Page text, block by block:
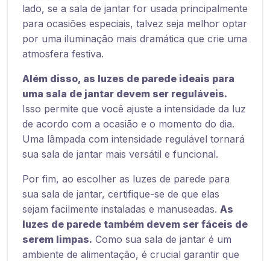
lado, se a sala de jantar for usada principalmente
para ocasiões especiais, talvez seja melhor optar
por uma iluminação mais dramática que crie uma
atmosfera festiva.
Além disso, as luzes de parede ideais para
uma sala de jantar devem ser reguláveis.
Isso permite que você ajuste a intensidade da luz
de acordo com a ocasião e o momento do dia.
Uma lâmpada com intensidade regulável tornará
sua sala de jantar mais versátil e funcional.
Por fim, ao escolher as luzes de parede para
sua sala de jantar, certifique-se de que elas
sejam facilmente instaladas e manuseadas. As
luzes de parede também devem ser fáceis de
serem limpas. Como sua sala de jantar é um
ambiente de alimentação, é crucial garantir que